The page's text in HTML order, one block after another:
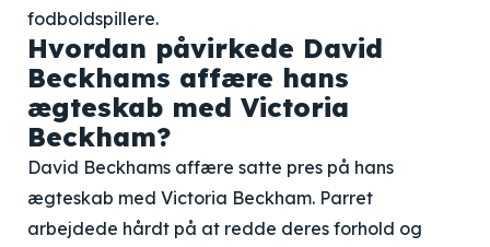
fodboldspillere.
Hvordan påvirkede David
Beckhams affære hans
ægteskab med Victoria
Beckham?
David Beckhams affære satte pres på hans
ægteskab med Victoria Beckham. Parret
arbejdede hårdt på at redde deres forhold og